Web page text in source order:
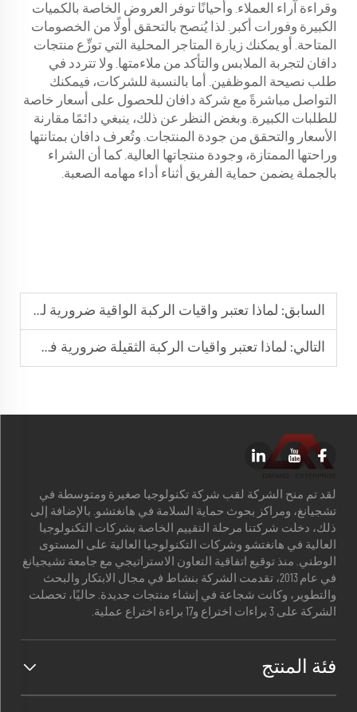
وقراءة آراء العملاء. وأحيانًا توفر العروض الخاصة بالكميات
الكبيرة وفورات أكبر. لذا يُنصح بالتحقق أولًا من الخصومات
المتاحة. أو يمكنك زيارة المتاجر المحلية التي توزِّع منتجات
دافان لتجربة الملابس والتأكد من ملاءمتها. ولا تتردد في
طلب نصيحة الموظفين. أما بالنسبة للشركات، فيمكنك
التواصل مباشرةً مع شركة دافان للحصول على أسعار خاصة
للطلبات الكبيرة. وبغض النظر عن ذلك، ينبغي دائمًا مقارنة
الأسعار والتحقق من جودة المنتجات. وتُعرف دافان بمتانتها
وراحتها الممتازة، وجودة منتجاتها العالية. كما أن الشراء
بالجملة يضمن حماية الفريق أثناء أداء مهامه الصعبة.
السابق: لماذا تعتبر واقيات الركبة الواقية ضرورية للعمل في مجال البناء وتركيب الأرضيات
التالي: لماذا تعتبر واقيات الركبة الثقيلة ضرورية في قطاع البناء والعمل اليدوي
لقد تم منح الشركة لقب شركة تكنولوجيا صغيرة ومتوسطة في
تشجيانغ، ومراكز بحوث حماية السلامة في هانغتشو. بالإضافة إلى
ذلك، دخلت شركتنا مرحلة التقييم الخاصة بشركات التكنولوجيا
العالية في هانغتشو وشركات التكنولوجيا العالية على المستوى
الوطني. منذ توقيع اتفاقية التعاون الاستراتيجي مع جامعة تشيجيانغ
في عام 2013، تقدمت الشركة بنشاط في مجال الابتكار والبحث
والتطوير، وكانت شجاعة في إنشاء منتجات جديدة. حاليًا، تحصلت
الشركة على 3 براءات اختراع و17 براءة اختراع عملية.
فئة المنتج